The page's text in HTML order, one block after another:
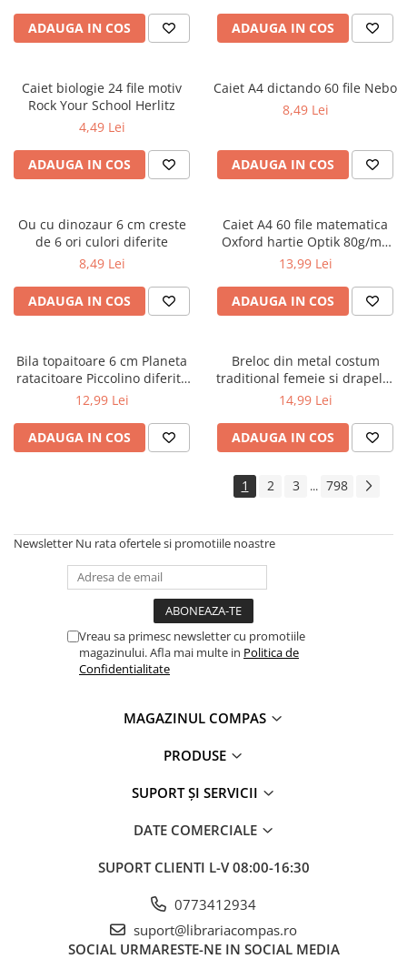
ADAUGA IN COS ADAUGA IN COS
Caiet biologie 24 file motiv
Rock Your School Herlitz
4,49 Lei
ADAUGA IN COS
Caiet A4 dictando 60 file Nebo
8,49 Lei
ADAUGA IN COS
Ou cu dinozaur 6 cm creste
de 6 ori culori diferite
8,49 Lei
ADAUGA IN COS
Caiet A4 60 file matematica
Oxford hartie Optik 80g/mp
motiv Touch Pastel
13,99 Lei
ADAUGA IN COS
Bila topaitoare 6 cm Planeta
ratacitoare Piccolino diferite
modele
12,99 Lei
ADAUGA IN COS
Breloc din metal costum
traditional femeie si drapelul
Romaniei 9 cm
14,99 Lei
ADAUGA IN COS
1 2 3 ... 798
Newsletter Nu rata ofertele si promotiile noastre
Vreau sa primesc newsletter cu promotiile
magazinului. Afla mai multe in Politica de
Confidentialitate
MAGAZINUL COMPAS
PRODUSE
SUPORT ȘI SERVICII
DATE COMERCIALE
SUPORT CLIENTI L-V 08:00-16:30
0773412934
suport@librariacompas.ro
SOCIAL URMARESTE-NE IN SOCIAL MEDIA